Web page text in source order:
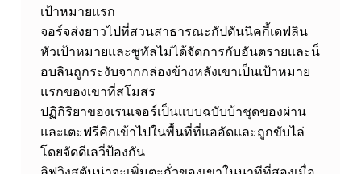
เป้าหมายแรก
จอร์จส่งยาวไปที่สวนสาธารณะกัปตันนิคกี้เดฟลิน
หัวเป้าหมายและซูทัลไม่ได้จัดการกับอันตรายและน็
อบลินถูกระงับจากกล่องข้างหลังเขาเป็นเป้าหมาย
แรกของเขาที่สโมสร
ปฏิกิริยาของเรนเจอร์เป็นแบบฉบับบ้าชุดของผ่าน
และเตะฟรีคิกเข้าไปในพื้นที่ที่แออัดและถูกขับไล่
โดยจัดดีเลวี่ป้องกัน